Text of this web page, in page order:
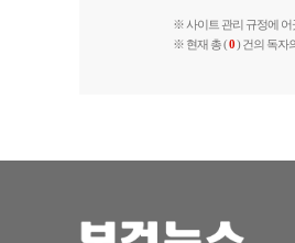
※ 사이트 관리 규정에 어
※ 현재 총 (0) 건의 독자